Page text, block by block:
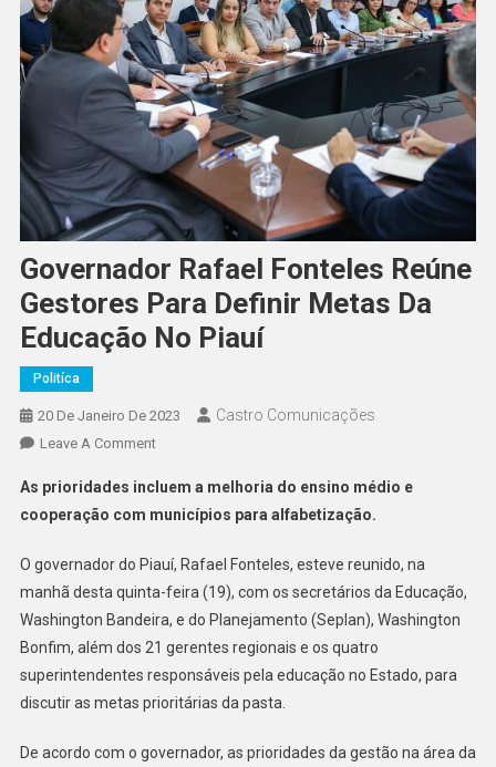
Governador Rafael Fonteles Reúne
Gestores Para Definir Metas Da
Educação No Piauí
Politíca
20 De Janeiro De 2023 Castro Comunicações
Leave A Comment
As prioridades incluem a melhoria do ensino médio e
cooperação com municípios para alfabetização.
O governador do Piauí, Rafael Fonteles, esteve reunido, na
manhã desta quinta-feira (19), com os secretários da Educação,
Washington Bandeira, e do Planejamento (Seplan), Washington
Bonfim, além dos 21 gerentes regionais e os quatro
superintendentes responsáveis pela educação no Estado, para
discutir as metas prioritárias da pasta.
De acordo com o governador, as prioridades da gestão na área da